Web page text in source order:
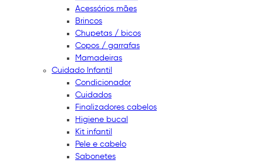
Acessórios mães
Brincos
Chupetas / bicos
Copos / garrafas
Mamadeiras
Cuidado Infantil
Condicionador
Cuidados
Finalizadores cabelos
Higiene bucal
Kit infantil
Pele e cabelo
Sabonetes